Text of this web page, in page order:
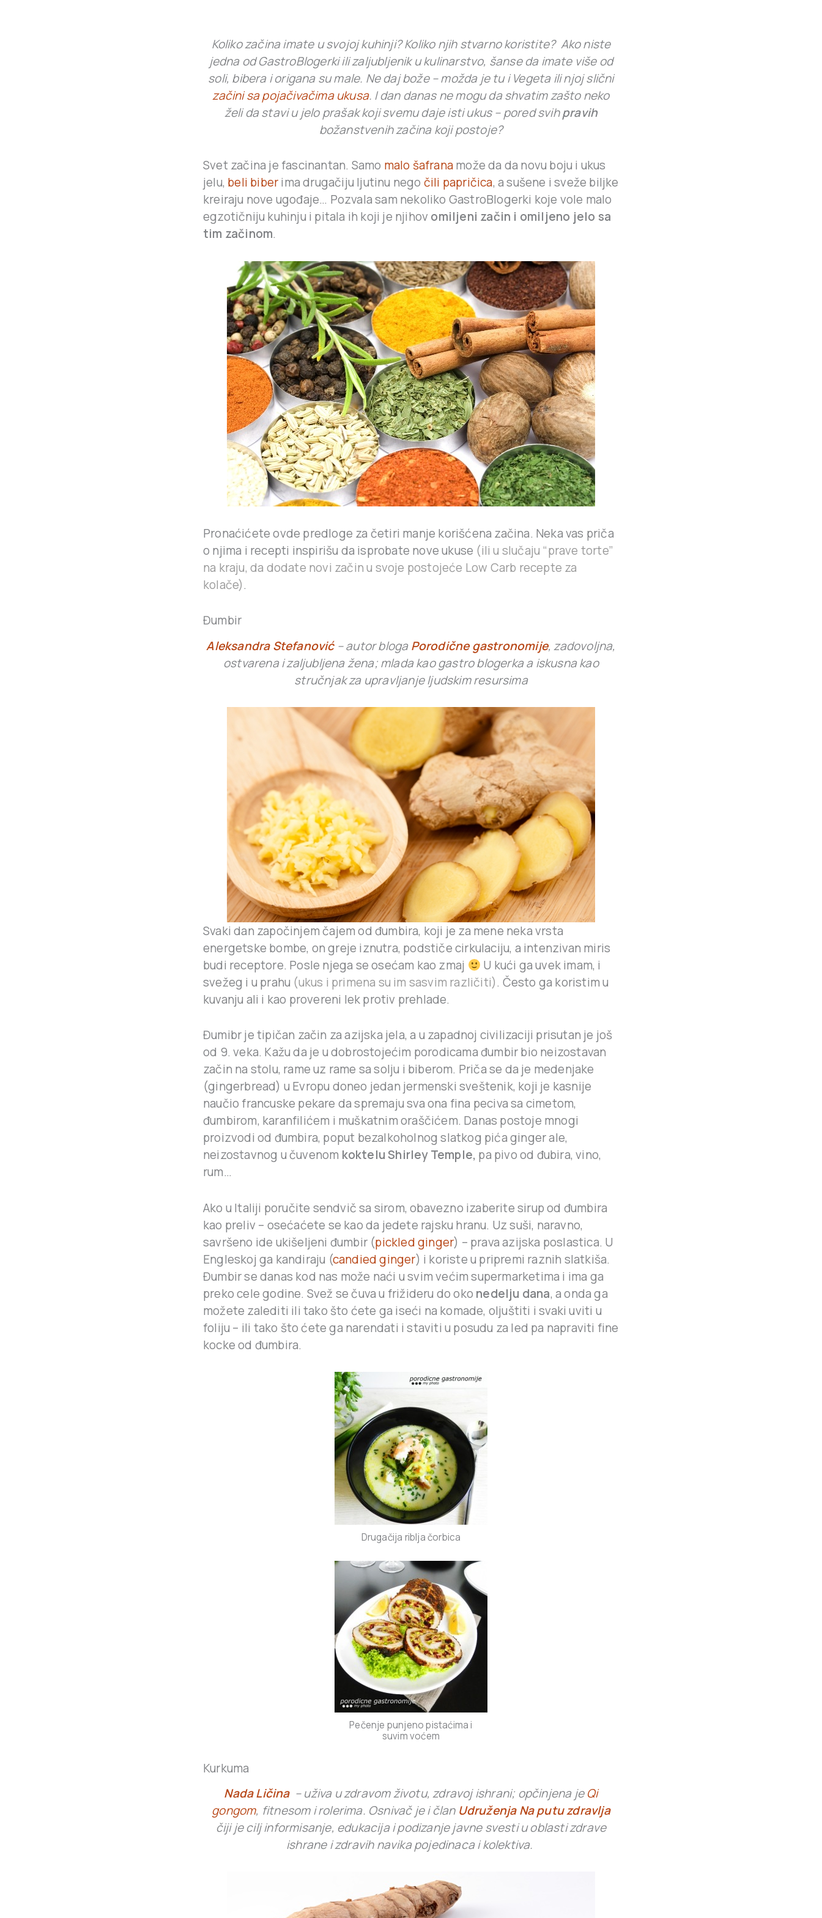
Koliko začina imate u svojoj kuhinji? Koliko njih stvarno koristite? Ako niste
jedna od GastroBlogerki ili zaljubljenik u kulinarstvo, šanse da imate više od
soli, bibera i origana su male. Ne daj bože – možda je tu i Vegeta ili njoj slični
začini sa pojačivačima ukusa. I dan danas ne mogu da shvatim zašto neko
želi da stavi u jelo prašak koji svemu daje isti ukus – pored svihpravih
božanstvenih začina koji postoje?
Svet začina je fascinantan. Samo malo šafranamože da da novu boju i ukus
jelu, beli biberima drugačiju ljutinu nego čili papričica, a sušene i sveže biljke
kreiraju nove ugođaje… Pozvala sam nekoliko GastroBlogerki koje vole malo
egzotičniju kuhinju i pitala ih koji je njihov omiljeni začin i omiljeno jelo sa
tim začinom.
Pronaćićete ovde predloge za četiri manje korišćena začina. Neka vas priča
o njima i recepti inspirišu da isprobate nove ukuse (ili u slučaju “prave torte”
na kraju, da dodate novi začin u svoje postojeće Low Carb recepte za
kolače).
Đumbir
Aleksandra Stefanović– autor blogaPorodične gastronomije, zadovoljna,
ostvarena i zaljubljena žena; mlada kao gastro blogerka a iskusna kao
stručnjak za upravljanje ljudskim resursima
Svaki dan započinjem čajem od đumbira, koji je za mene neka vrsta
energetske bombe, on greje iznutra, podstiče cirkulaciju, a intenzivan miris
budi receptore. Posle njega se osećam kao zmaj
U kući ga uvek imam, i
svežeg i u prahu (ukus i primena su im sasvim različiti). Često ga koristim u
kuvanju ali i kao provereni lek protiv prehlade.
Đumibr je tipičan začin za azijska jela, a u zapadnoj civilizaciji prisutan je još
od 9. veka. Kažu da je u dobrostojećim porodicama đumbir bio neizostavan
začin na stolu, rame uz rame sa solju i biberom. Priča se da je medenjake
(gingerbread) u Evropu doneo jedan jermenski sveštenik, koji je kasnije
naučio francuske pekare da spremaju sva ona fina peciva sa cimetom,
đumbirom, karanfilićem i muškatnim oraščićem. Danas postoje mnogi
proizvodi od đumbira, poput bezalkoholnog slatkog pića ginger ale,
neizostavnog u čuvenom koktelu Shirley Temple, pa pivo od đubira, vino,
rum…
Ako u Italiji poručite sendvič sa sirom, obavezno izaberite sirup od đumbira
kao preliv – osećaćete se kao da jedete rajsku hranu. Uz suši, naravno,
savršeno ide ukišeljeni đumbir (pickled ginger) – prava azijska poslastica. U
Engleskoj ga kandiraju (candied ginger) i koriste u pripremi raznih slatkiša.
Đumbir se danas kod nas može naći u svim većim supermarketima i ima ga
preko cele godine. Svež se čuva u frižideru do oko nedelju dana, a onda ga
možete zalediti ili tako što ćete ga iseći na komade, oljuštiti i svaki uviti u
foliju – ili tako što ćete ga narendati i staviti u posudu za led pa napraviti fine
kocke od đumbira.
Drugačija riblja čorbica
Pečenje punjeno pistaćima i
suvim voćem
Kurkuma
Nada Ličina – uživa u zdravom životu, zdravoj ishrani; opčinjena jeQi
gongom, fitnesom i rolerima. Osnivač je i član Udruženja Na putu zdravlja
čiji je cilj informisanje, edukacija i podizanje javne svesti u oblasti zdrave
ishrane i zdravih navika pojedinaca i kolektiva.